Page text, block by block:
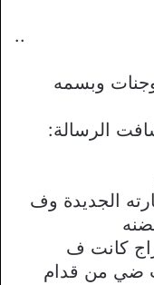
..
وبسمه
الرسالة:
الجديدة وف
كانت ف
ضي من قدام